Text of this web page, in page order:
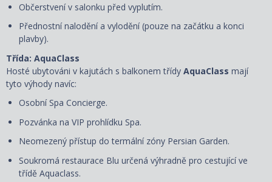
Občerstvení v salonku před vyplutím.
Přednostní nalodění a vylodění (pouze na začátku a konci
plavby).
Třída: AquaClass
Hosté ubytováni v kajutách s balkonem třídy AquaClass mají
tyto výhody navíc:
Osobní Spa Concierge.
Pozvánka na VIP prohlídku Spa.
Neomezený přístup do termální zóny Persian Garden.
Soukromá restaurace Blu určená výhradně pro cestující ve
třídě Aquaclass.